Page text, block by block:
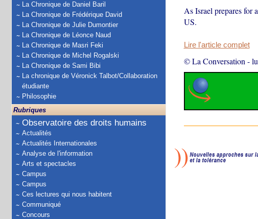
La Chronique de Daniel Baril
La Chronique de Frédérique David
La Chronique de Julie Dumontier
La Chronique de Léonce Naud
La Chronique de Masri Feki
La Chronique de Michel Rogalski
La Chronique de Sami Bibi
La chronique de Véronick Talbot/Collaboration
étudiante
Philosophie
Rubriques
Observatoire des droits humains
Actualités
Actualités Internationales
Analyse de l'information
Arts et spectacles
Campus
Campus
Ces lectures qui nous habitent
Communiqué
Concours
As Israel prepares for
US.
Lire l'article complet
© La Conversation -